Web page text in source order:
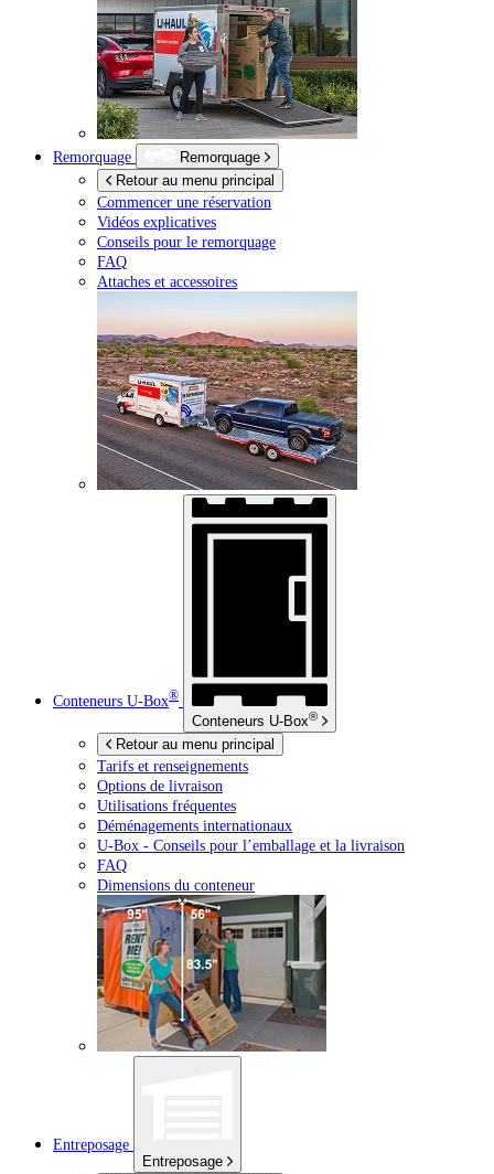
Remorquage
Remorquage
Retour au menu principal
Commencer une réservation
Vidéos explicatives
Conseils pour le remorquage
FAQ
Attaches et accessoires
Conteneurs U-Box®
Conteneurs U-Box®
Retour au menu principal
Tarifs et renseignements
Options de livraison
Utilisations fréquentes
Déménagements internationaux
U-Box - Conseils pour l’emballage et la livraison
FAQ
Dimensions du conteneur
Entreposage
Entreposage